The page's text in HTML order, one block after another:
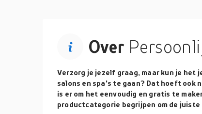
Over
Verzorg je jezelf graag, maar kun je het
salons en spa's te gaan? Dat hoeft ook
is er om het eenvoudig en gratis te
productcategorie begrijpen om de juiste